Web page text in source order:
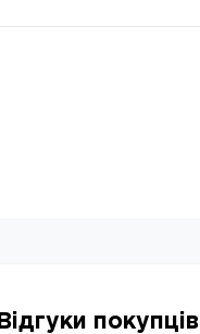
Відгуки покупців